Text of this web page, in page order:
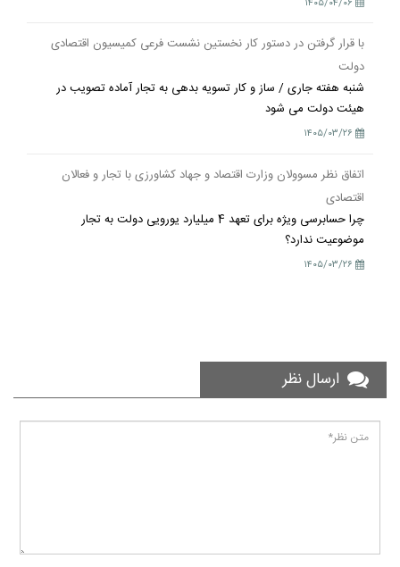
۱۴۰۵/۰۴/۰۶
با قرار گرفتن در دستور کار نخستین نشست فرعی کمیسیون اقتصادی
دولت
شنبه هفته جاری / ساز و کار تسویه بدهی به تجار آماده تصویب در
هیئت دولت می شود
۱۴۰۵/۰۳/۲۶
اتفاق نظر مسوولان وزارت اقتصاد و جهاد کشاورزی با تجار و فعالان
اقتصادی
چرا حسابرسی ویژه برای تعهد 4 میلیارد یورویی دولت به تجار
موضوعیت ندارد؟
۱۴۰۵/۰۳/۲۶
ارسال نظر